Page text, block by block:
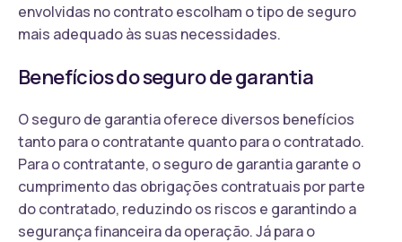
envolvidas no contrato escolham o tipo de seguro
mais adequado às suas necessidades.
Benefícios do seguro de garantia
O seguro de garantia oferece diversos benefícios
tanto para o contratante quanto para o contratado.
Para o contratante, o seguro de garantia garante o
cumprimento das obrigações contratuais por parte
do contratado, reduzindo os riscos e garantindo a
segurança financeira da operação. Já para o